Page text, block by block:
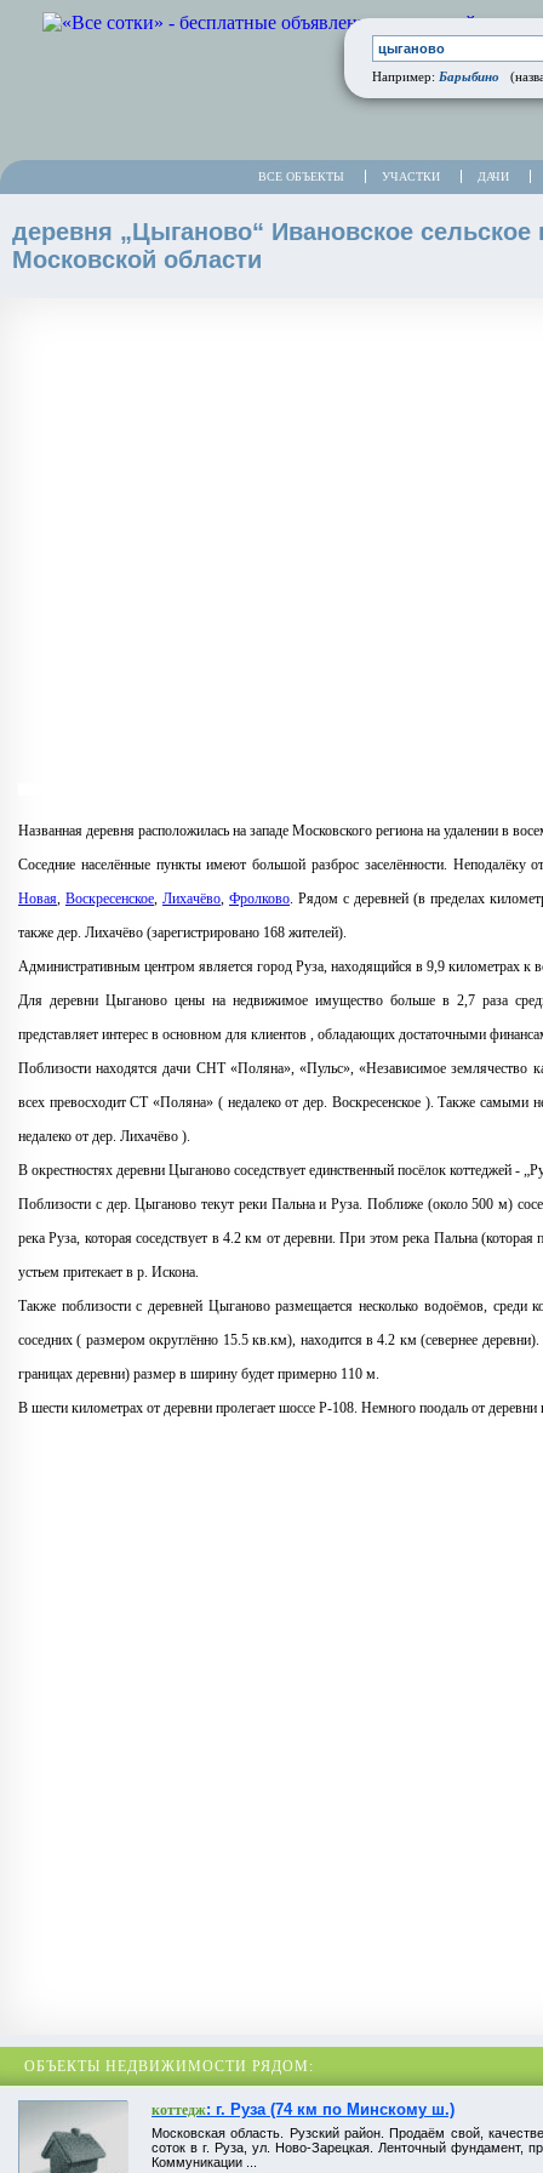
ВСЕ ОБЪЕКТЫ УЧАСТКИ ДАЧИ
Например: Барыбино
деревня „Цыганово“ Ивановское сельское
Московской области
Названная деревня расположилась на западе Московского региона на удалении в
Соседние населённые пункты имеют большой разброс заселённости. Неподалёку
Новая, Воскресенское, Лихачёво, Фролково. Рядом с деревней (в пределах
также дер. Лихачёво (зарегистрировано 168 жителей).
Административным центром является город Руза, находящийся в 9,9 километрах к
Для деревни Цыганово цены на недвижимое имущество больше в 2,7 раза
представляет интерес в основном для клиентов , обладающих достаточными
Поблизости находятся дачи СНТ «Поляна», «Пульс», «Независимое землячество
всех превосходит СТ «Поляна» ( недалеко от дер. Воскресенское ). Также самыми
недалеко от дер. Лихачёво ).
В окрестностях деревни Цыганово соседствует единственный посёлок коттеджей -
Поблизости с дер. Цыганово текут реки Пальна и Руза. Поближе (около 500 м)
река Руза, которая соседствует в 4.2 км от деревни. При этом река Пальна
устьем притекает в р. Искона.
Также поблизости с деревней Цыганово размещается несколько водоёмов,
соседних ( размером округлённо 15.5 кв.км), находится в 4.2 км (севернее
границах деревни) размер в ширину будет примерно 110 м.
В шести километрах от деревни пролегает шоссе Р-108. Немного поодаль от деревни
ОБЪЕКТЫ НЕДВИЖИМОСТИ РЯДОМ:
коттедж: г. Руза (74 км по Минскому ш.)
Московская область. Рузский район. Продаём свой,
соток в г. Руза, ул. Ново-Зарецкая. Ленточный
Коммуникации ...